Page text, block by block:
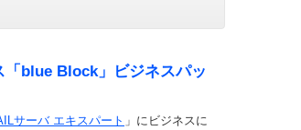
「blue Block」ビジネスパッ
サーバ エキスパート 」にビジネスに